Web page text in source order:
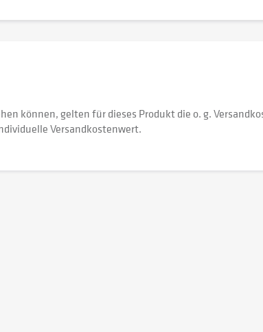
können, gelten für dieses Produkt die o. g.
Versandkostenwert.